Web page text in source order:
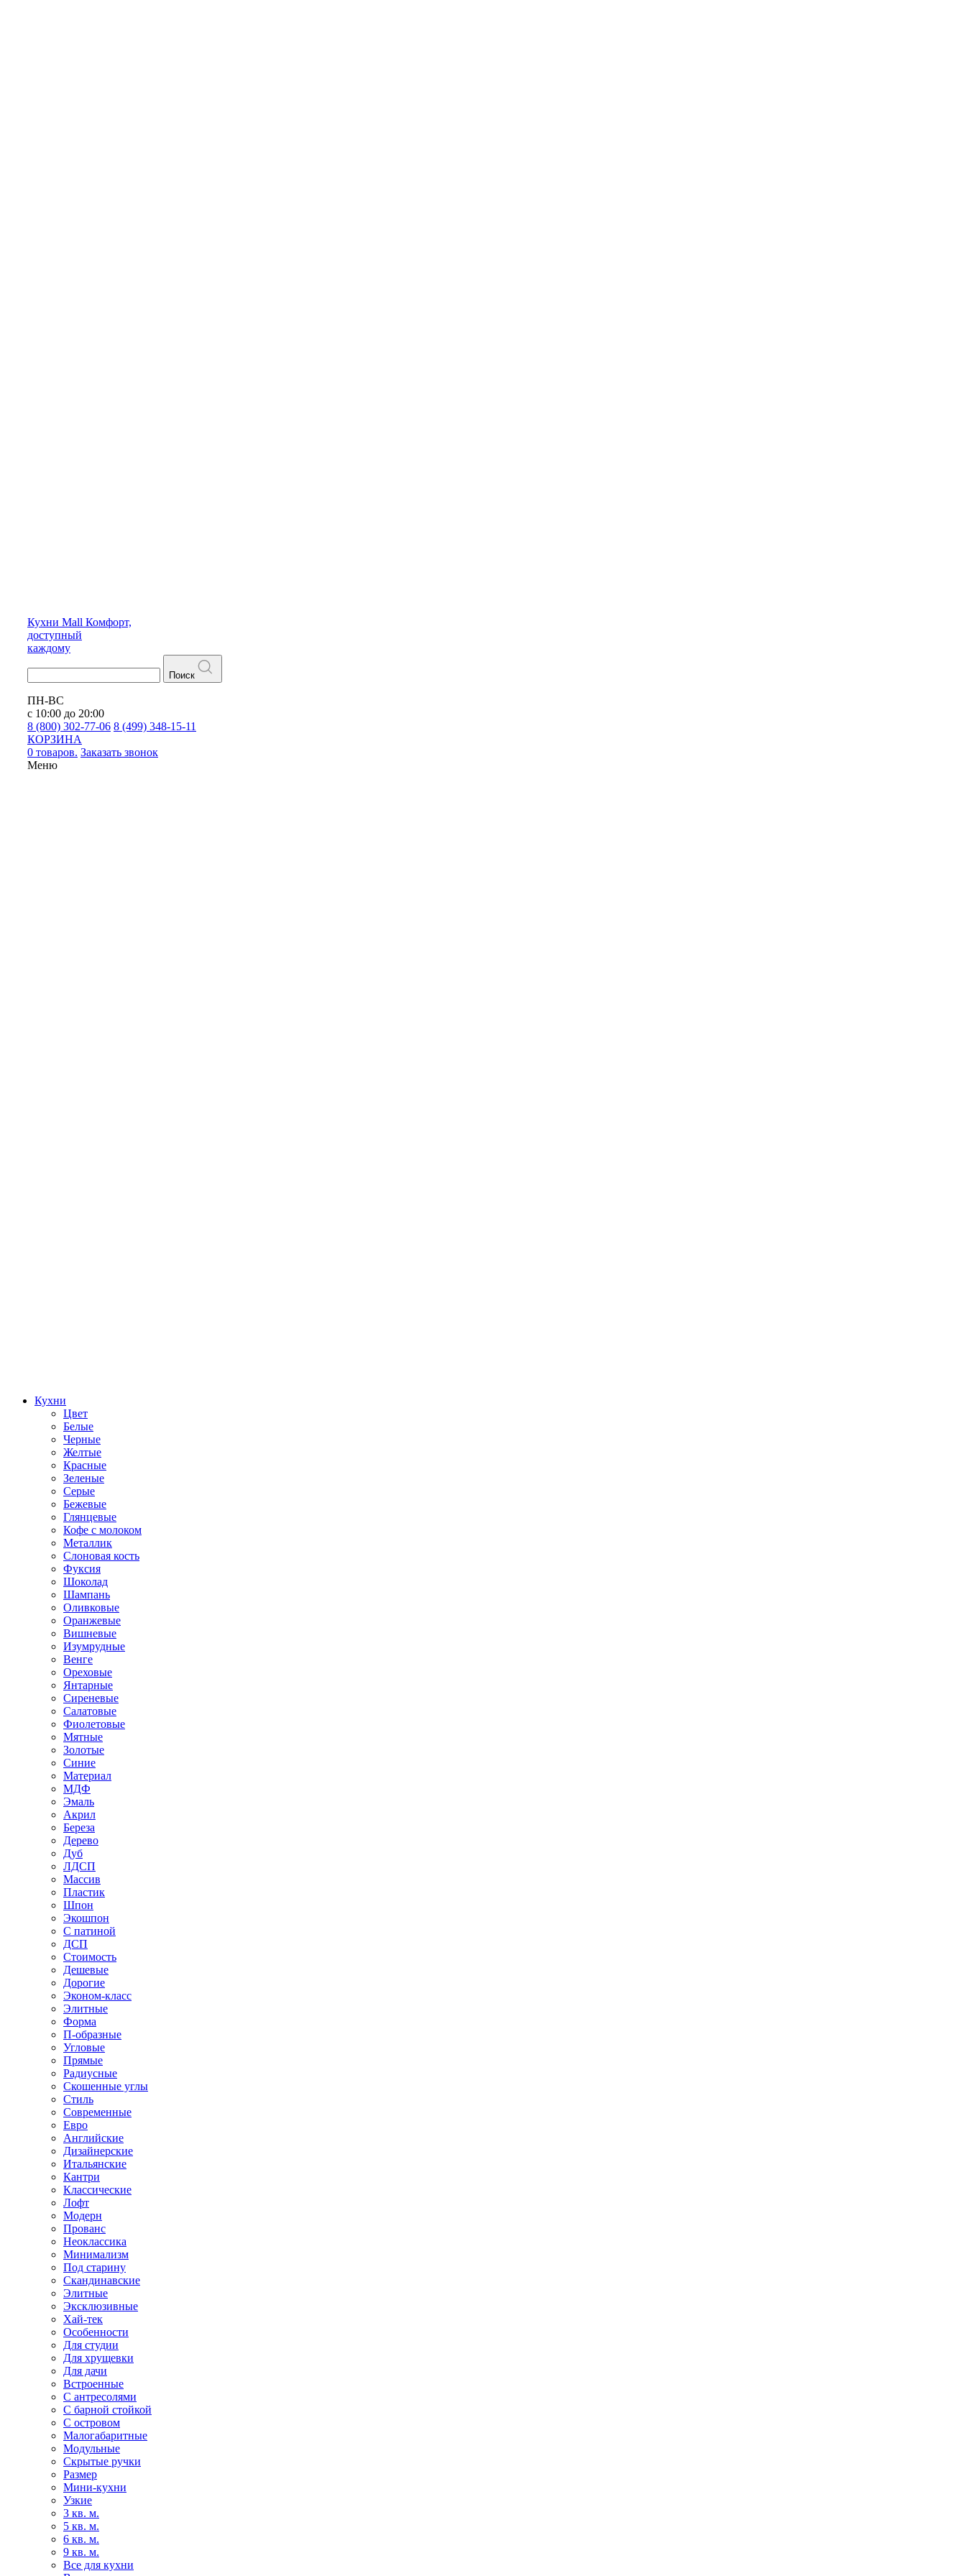
Кухни Mall Комфорт,
доступный
каждому
Поиск
ПН-ВС
с 10:00 до 20:00
8 (800) 302-77-06 8 (499) 348-15-11
КОРЗИНА
0 товаров. Заказать звонок
Меню
Кухни
Цвет
Белые
Черные
Желтые
Красные
Зеленые
Серые
Бежевые
Глянцевые
Кофе с молоком
Металлик
Слоновая кость
Фуксия
Шоколад
Шампань
Оливковые
Оранжевые
Вишневые
Изумрудные
Венге
Ореховые
Янтарные
Сиреневые
Салатовые
Фиолетовые
Мятные
Золотые
Синие
Материал
МДФ
Эмаль
Акрил
Береза
Дерево
Дуб
ЛДСП
Массив
Пластик
Шпон
Экошпон
С патиной
ДСП
Стоимость
Дешевые
Дорогие
Эконом-класс
Элитные
Форма
П-образные
Угловые
Прямые
Радиусные
Скошенные углы
Стиль
Современные
Евро
Английские
Дизайнерские
Итальянские
Кантри
Классические
Лофт
Модерн
Прованс
Неоклассика
Минимализм
Под старину
Скандинавские
Элитные
Эксклюзивные
Хай-тек
Особенности
Для студии
Для хрущевки
Для дачи
Встроенные
С антресолями
С барной стойкой
С островом
Малогабаритные
Модульные
Скрытые ручки
Размер
Мини-кухни
Узкие
3 кв. м.
5 кв. м.
6 кв. м.
9 кв. м.
Все для кухни